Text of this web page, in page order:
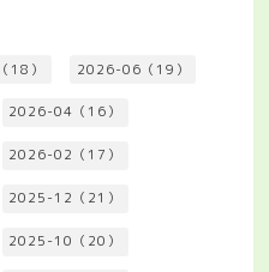
18） 2026-06（19）
2026-04（16）
2026-02（17）
2025-12（21）
2025-10（20）